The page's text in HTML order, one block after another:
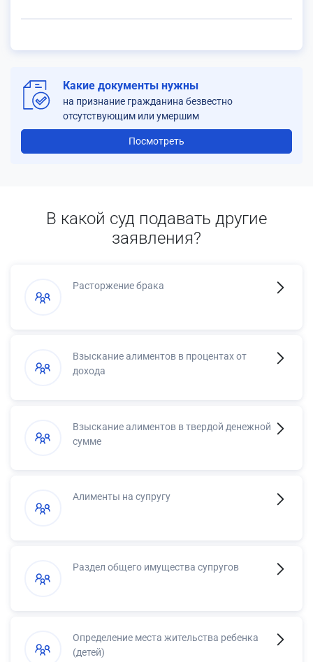
Какие документы нужны
на признание гражданина безвестно
отсутствующим или умершим
Посмотреть
В какой суд подавать другие
заявления?
Расторжение брака
Взыскание алиментов в процентах от
дохода
Взыскание алиментов в твердой денежной
сумме
Алименты на супругу
Раздел общего имущества супругов
Определение места жительства ребенка
(детей)